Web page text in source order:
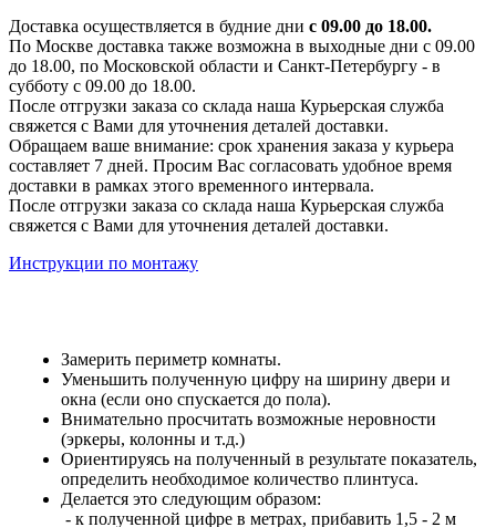
Доставка осуществляется в будние дни с 09.00 до 18.00.
По Москве доставка также возможна в выходные дни с 09.00
до 18.00, по Московской области и Санкт-Петербургу - в
субботу с 09.00 до 18.00.
После отгрузки заказа со склада наша Курьерская служба
свяжется с Вами для уточнения деталей доставки.
Обращаем ваше внимание: срок хранения заказа у курьера
составляет 7 дней. Просим Вас согласовать удобное время
доставки в рамках этого временного интервала.
После отгрузки заказа со склада наша Курьерская служба
свяжется с Вами для уточнения деталей доставки.
Инструкции по монтажу
Замерить периметр комнаты.
Уменьшить полученную цифру на ширину двери и
окна (если оно спускается до пола).
Внимательно просчитать возможные неровности
(эркеры, колонны и т.д.)
Ориентируясь на полученный в результате показатель,
определить необходимое количество плинтуса.
Делается это следующим образом:
- к полученной цифре в метрах, прибавить 1,5 - 2 м